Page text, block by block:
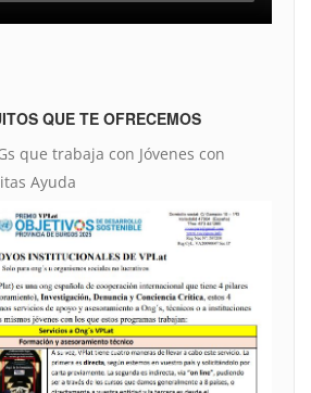
QUE TE OFRECEMOS
que trabaja con Jóvenes con
Ayuda